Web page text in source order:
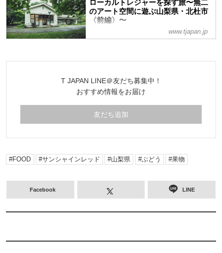
すーー。そんなことは可能なのか？ 全国
に先駆けて山梨が取り組む「４パーミル・
イニシアチブ」とは何か。その実践に挑み
ながら、評判の桃を育てる農家を訪ねた
ローカルトレジャーを探す旅〜無二
のアート空間に遊ぶ山梨県・北杜市
〈前編〉〜
豊かな風土に彩られた日本には、独自の
だ温かくもハイセンスなスポットまで……
ンの「ローカル・トレジャー」を探す旅へ
出かけたい。南アルプスや八ヶ岳連峰が深
る北杜市を訪れた。移住者や二拠点生活者
も多く、進化し続けるこのエリアで、圧倒
www.tjapan.jp
T JAPAN LINE＠友だち募集中！
おすすめ情報をお届け
友だち追加
FOOD サンシャインレッド 山梨県 ぶどう 果物
Facebook LINE